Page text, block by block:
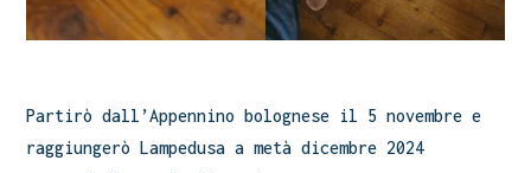
Partirò dall’Appennino bolognese il 5 novembre e
raggiungerò Lampedusa a metà dicembre 2024